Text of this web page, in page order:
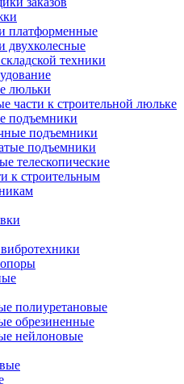
платформенные
двухколесные
техники
люльки
части к строительной люльке
подъемники
подъемники
подъемники
телескопические
к строительным
полиуретановые
обрезиненные
нейлоновые